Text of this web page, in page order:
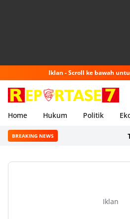
Iklan - Scroll ke bawah
Home Hukum Politik
BREAKING NEWS
Iklan